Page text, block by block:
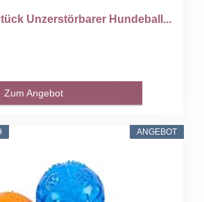
Unzerstörbarer Hundeball...
Zum Angebot
ANGEBOT